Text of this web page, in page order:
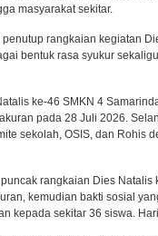
masyarakat sekitar.
rangkaian kegiatan
bentuk rasa syukur
ke-46 SMKN 4
pada 28 Juli 2026.
sekolah, OSIS, dan Rohis
rangkaian Dies
kemudian bakti sosial
kepada sekitar 36 siswa.